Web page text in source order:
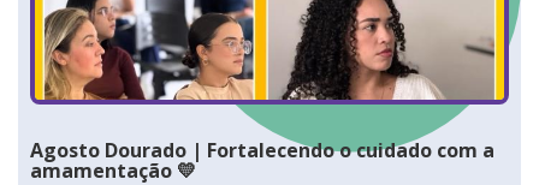
Agosto Dourado | Fortalecendo o cuidado com a
amamentação 💛